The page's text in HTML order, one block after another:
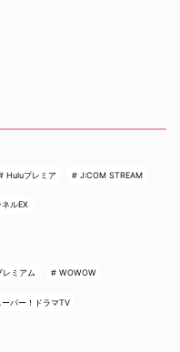
Huluプレミア J:COM STREAM
ルEX
ミアム WOWOW
ーパー！ドラマTV